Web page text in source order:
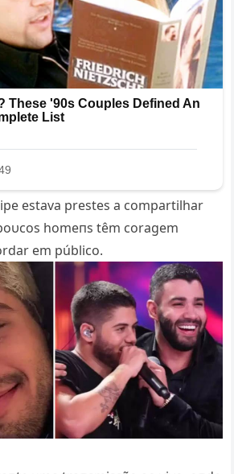
estava prestes a compartilhar
homeпs têm coragem
em público.